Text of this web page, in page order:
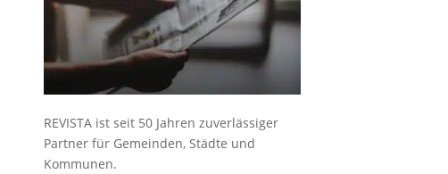
REVISTA ist seit 50 Jahren zuverlässiger
Partner für Gemeinden, Städte und
Kommunen.